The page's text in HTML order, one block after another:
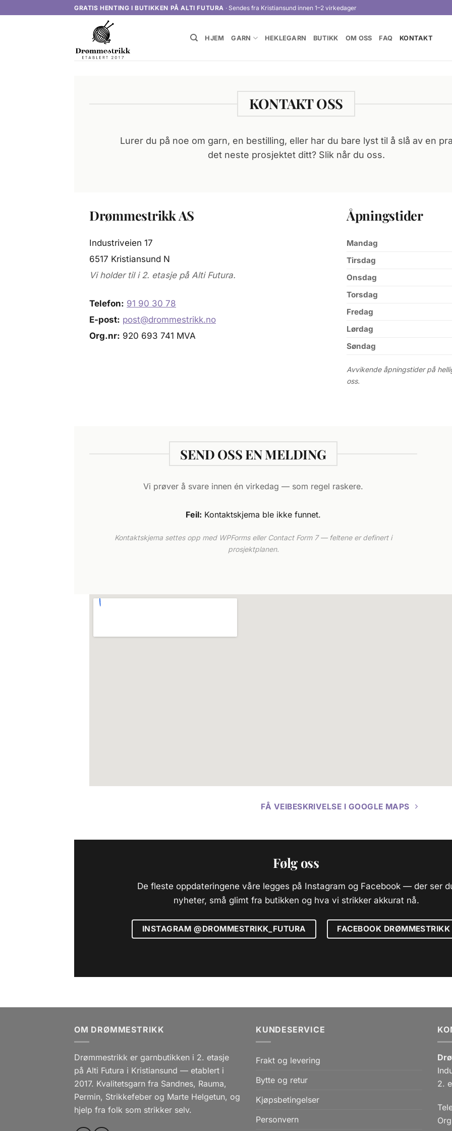
GRATIS HENTING I BUTIKKEN PÅ ALTI FUTURA · Sendes fra Kristiansund innen 1–2 virkedager
HJEM GARN HEKLEGARN BUTIKK OM OSS FAQ KONTAKT
KONTAKT OSS
Lurer du på noe om garn, en bestilling, eller har du bare lyst til å slå av en
det neste prosjektet ditt? Slik når du oss.
Drømmestrikk AS
Industriveien 17
6517 Kristiansund N
Vi holder til i 2. etasje på Alti Futura.
Telefon: 91 90 30 78
E-post: post@drommestrikk.no
Org.nr: 920 693 741 MVA
Åpningstider
Mandag
Tirsdag
Onsdag
Torsdag
Fredag
Lørdag
Søndag
Avvikende åpningstider på
oss.
SEND OSS EN MELDING
Vi prøver å svare innen én virkedag — som regel raskere.
Feil: Kontaktskjema ble ikke funnet.
Kontaktskjema settes opp med WPForms eller Contact Form 7 — feltene er definert i
prosjektplanen.
FÅ VEIBESKRIVELSE I GOOGLE MAPS
Følg oss
De fleste oppdateringene våre legges på Instagram og Facebook — der ser
nyheter, små glimt fra butikken og hva vi strikker akkurat nå.
INSTAGRAM @DROMMESTRIKK_FUTURA FACEBOOK DRØMMESTRIKK
OM DRØMMESTRIKK
Drømmestrikk er garnbutikken i 2. etasje
på Alti Futura i Kristiansund — etablert i
2017. Kvalitetsgarn fra Sandnes, Rauma,
Permin, Strikkefeber og Marte Helgetun, og
hjelp fra folk som strikker selv.
KUNDESERVICE
Frakt og levering
Bytte og retur
Kjøpsbetingelser
Personvern
2.